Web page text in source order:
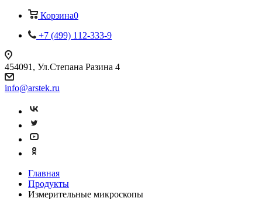
Корзина0
+7 (499) 112-333-9
454091, Ул.Степана Разина 4
info@arstek.ru
Главная
Продукты
Измерительные микроскопы